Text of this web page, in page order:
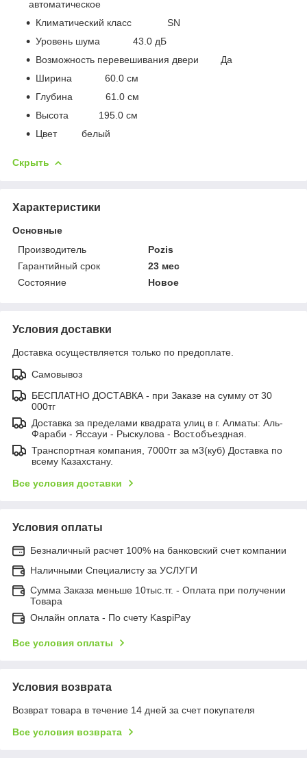
автоматическое
Климатический класс SN
Уровень шума 43.0 дБ
Возможность перевешивания двери Да
Ширина 60.0 см
Глубина 61.0 см
Высота 195.0 см
Цвет белый
Скрыть
Характеристики
Основные
Производитель
Pozis
Гарантийный срок
23 мес
Состояние
Новое
Условия доставки
Доставка осуществляется только по предоплате.
Самовывоз
БЕСПЛАТНО ДОСТАВКА - при Заказе на сумму от 30
000тг
Доставка за пределами квадрата улиц в г. Алматы: Аль-
Фараби - Яссауи - Рыскулова - Вост.объездная.
Транспортная компания, 7000тг за м3(куб) Доставка по
всему Казахстану.
Все условия доставки
Условия оплаты
Безналичный расчет 100% на банковский счет компании
Наличными Специалисту за УСЛУГИ
Сумма Заказа меньше 10тыс.тг. - Оплата при получении
Товара
Онлайн оплата - По счету KaspiPay
Все условия оплаты
Условия возврата
Возврат товара в течение 14 дней за счет покупателя
Все условия возврата